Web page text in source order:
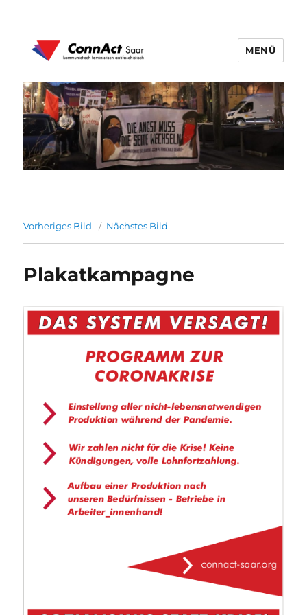
ConnAct Saar
MENÜ
Vorheriges Bild Nächstes Bild
Plakatkampagne